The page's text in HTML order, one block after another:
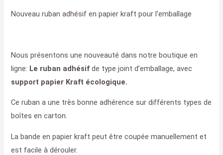
Nouveau ruban adhésif en papier kraft pour l’emballage
Nous présentons une nouveauté dans notre boutique en
ligne: Le ruban adhésif de type joint d’emballage, avec
support papier Kraft écologique.
Ce ruban a une très bonne adhérence sur différents types de
boîtes en carton.
La bande en papier kraft peut être coupée manuellement et
est facile à dérouler.